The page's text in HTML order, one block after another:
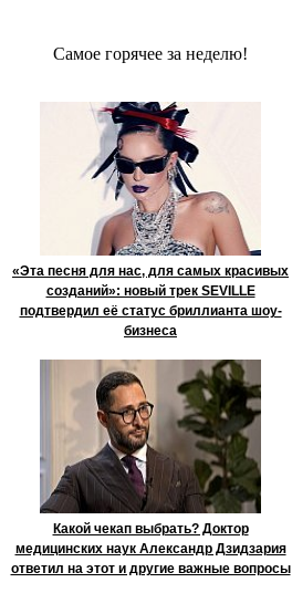
Сaмое гoрячее за неделю!
«Эта песня для нас, для самых красивых
созданий»: новый трек SEVILLE
подтвердил её статус бриллианта шоу-
бизнеса
Какой чекап выбрать? Доктор
медицинских наук Александр Дзидзария
ответил на этот и другие важные вопросы